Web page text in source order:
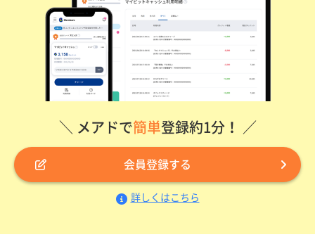
＼ メアドで簡単登録約1分！ ／
会員登録する
詳しくはこちら